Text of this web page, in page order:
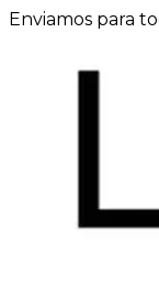
Enviamos para